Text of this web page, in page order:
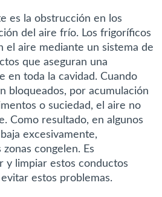
es la obstrucción en los
del aire frío. Los frigoríficos
el aire mediante un sistema de
que aseguran una
en toda la cavidad. Cuando
bloqueados, por acumulación
o suciedad, el aire no
Como resultado, en algunos
excesivamente,
congelen. Es
y limpiar estos conductos
estos problemas.